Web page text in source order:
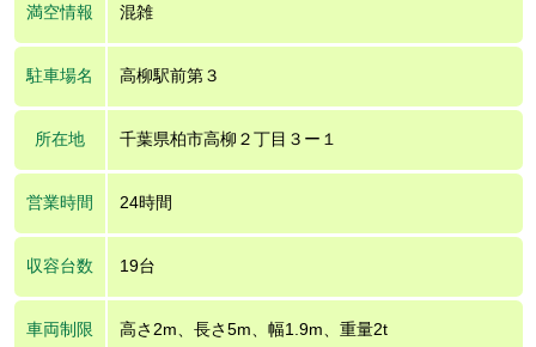
満空情報 混雑
駐車場名 高柳駅前第３
所在地 千葉県柏市高柳２丁目３ー１
営業時間 24時間
収容台数 19台
車両制限 高さ2m、長さ5m、幅1.9m、重量2t